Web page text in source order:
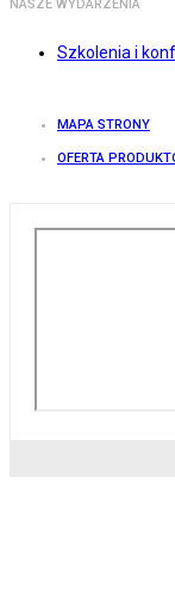
NASZE WYDARZENIA
Szkolenia i
MAPA STRONY
OFERTA